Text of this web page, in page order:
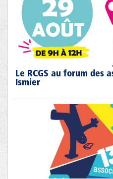
Le RCGS au forum des
Ismier